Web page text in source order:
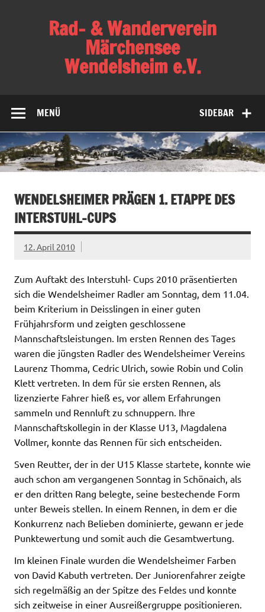
Rad- & Wanderverein
Märchensee
Wendelsheim e.V.
SIDEBAR
MENÜ
WENDELSHEIMER PRÄGEN 1. ETAPPE DES
INTERSTUHL-CUPS
12. April 2010
Zum Auftakt des Interstuhl- Cups 2010 präsentierten
sich die Wendelsheimer Radler am Sonntag, dem 11.04.
beim Kriterium in Deisslingen in einer guten
Frühjahrsform und zeigten geschlossene
Mannschaftsleistungen. Im ersten Rennen des Tages
waren die jüngsten Radler des Wendelsheimer Vereins
Laurenz Thomma, Cedric Ulrich, sowie Robin und Colin
Klett vertreten. In dem für sie ersten Rennen, als
lizenzierte Fahrer hieß es, vor allem Erfahrungen
sammeln und Rennluft zu schnuppern. Ihre
Mannschaftskollegin in der Klasse U13, Magdalena
Vollmer, konnte das Rennen für sich entscheiden.
Sven Reutter, der in der U15 Klasse startete, konnte wie
auch schon am vergangenen Sonntag in Schönaich, als
er den dritten Rang belegte, seine bestechende Form
unter Beweis stellen. In einem Rennen, in dem er die
Konkurrenz nach Belieben dominierte, gewann er jede
Punktewertung und somit auch die Gesamtwertung.
Im kleinen Finale wurden die Wendelsheimer Farben
von David Kabuth vertreten. Der Juniorenfahrer zeigte
sich regelmäßig an der Spitze des Feldes und konnte
sich zeitweise in einer Ausreißergruppe positionieren.